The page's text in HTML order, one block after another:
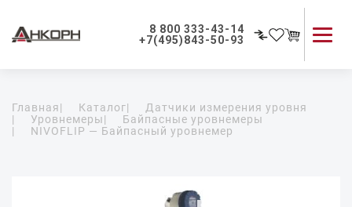
8 800 333-43-14
+7(495)843-50-93
Применение приборов
Главная| Каталог|
Датчики измерения уровня
|
Уровнемеры|
Байпасные уровнемеры
|
NIVOFLIP — Байпасный уровнемер